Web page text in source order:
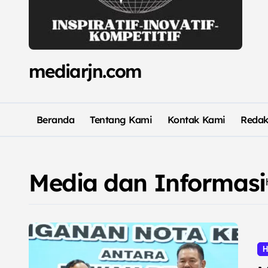
mediarjn.com
Beranda Tentang Kami Kontak Kami
Media dan Informasi